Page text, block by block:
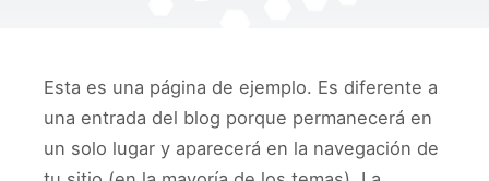
Esta es una página de ejemplo. Es diferente a
una entrada del blog porque permanecerá en
un solo lugar y aparecerá en la navegación de